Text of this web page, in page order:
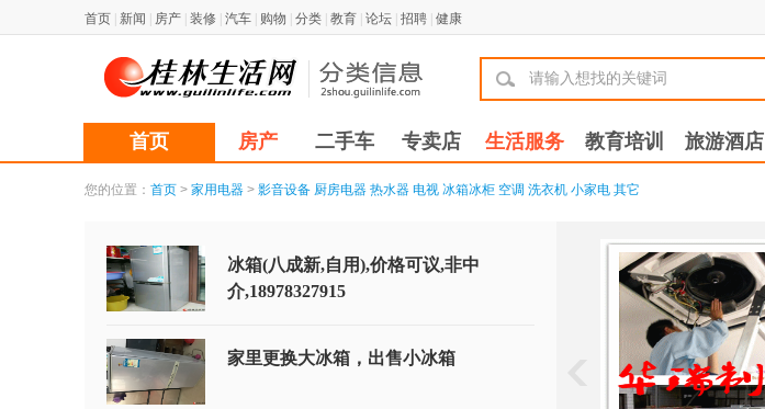
首页 新闻 房产 装修 汽车 购物 分类 教育 论坛 招聘 健康
首页 房产 二手车 专卖店 生活服务 教育培训 旅游酒店
您的位置： 首页 > 家用电器 > 影音设备 厨房电器 热水器 电视 冰箱冰柜 空调 洗衣机 小家电 其它
冰箱(八成新,自用),价格可议,非中
介,18978327915
家里更换大冰箱，出售小冰箱